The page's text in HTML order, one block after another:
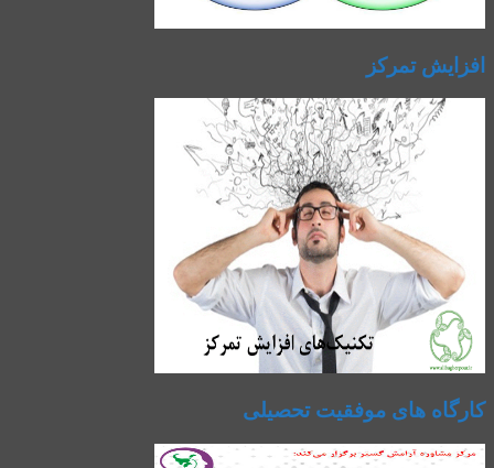
افزایش تمرکز
کارگاه های موفقیت تحصیلی